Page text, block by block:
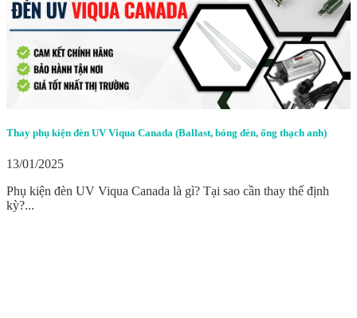
Thay phụ kiện đèn UV Viqua Canada (Ballast, bóng đèn, ống thạch anh)
13/01/2025
Phụ kiện đèn UV Viqua Canada là gì? Tại sao cần thay thế định
kỳ?...